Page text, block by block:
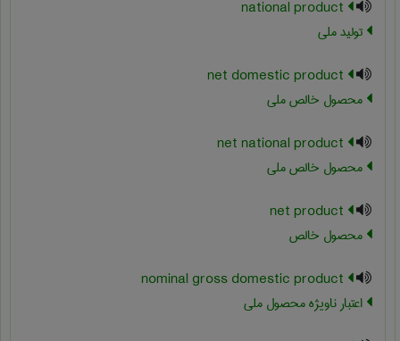
تولید ملی
محصول خالص ملی
محصول خالص ملی
محصول خالص
اعتبار ناویژه محصول ملی